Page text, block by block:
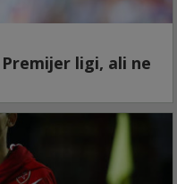
ligi, ali ne